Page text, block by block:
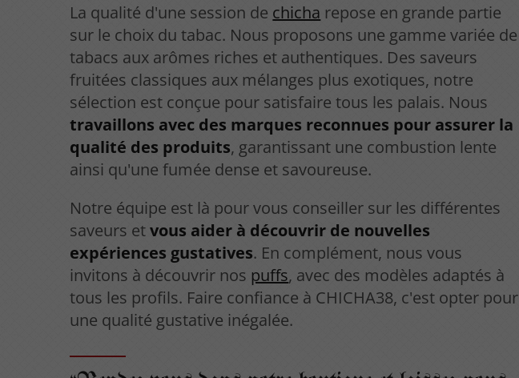
La qualité d'une session de chicha repose en grande partie
sur le choix du tabac. Nous proposons une gamme variée de
tabacs aux arômes riches et authentiques. Des saveurs
fruitées classiques aux mélanges plus exotiques, notre
sélection est conçue pour satisfaire tous les palais. Nous
travaillons avec des marques reconnues pour assurer la
qualité des produits, garantissant une combustion lente
ainsi qu'une fumée dense et savoureuse.
Notre équipe est là pour vous conseiller sur les différentes
saveurs etvous aider à découvrir de nouvelles
expériences gustatives. En complément, nous vous
invitons à découvrir nos puffs, avec des modèles adaptés à
tous les profils. Faire confiance à CHICHA38, c'est opter pour
une qualité gustative inégalée.